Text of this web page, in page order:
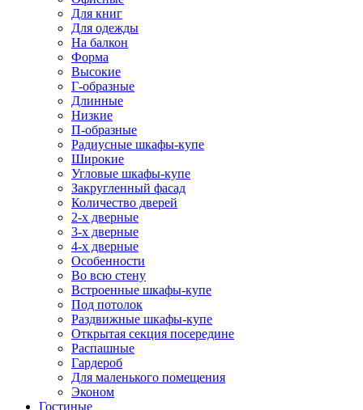
Для книг
Для одежды
На балкон
Форма
Высокие
Г-образные
Длинные
Низкие
П-образные
Радиусные шкафы-купе
Широкие
Угловые шкафы-купе
Закругленный фасад
Количество дверей
2-х дверные
3-х дверные
4-х дверные
Особенности
Во всю стену
Встроенные шкафы-купе
Под потолок
Раздвижные шкафы-купе
Открытая секция посередине
Распашные
Гардероб
Для маленького помещения
Эконом
Гостиные